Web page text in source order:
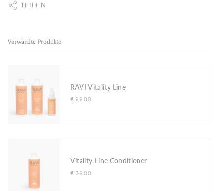
TEILEN
Verwandte Produkte
RAVI Vitality Line
€ 99.00
Vitality Line Conditioner
€ 39.00